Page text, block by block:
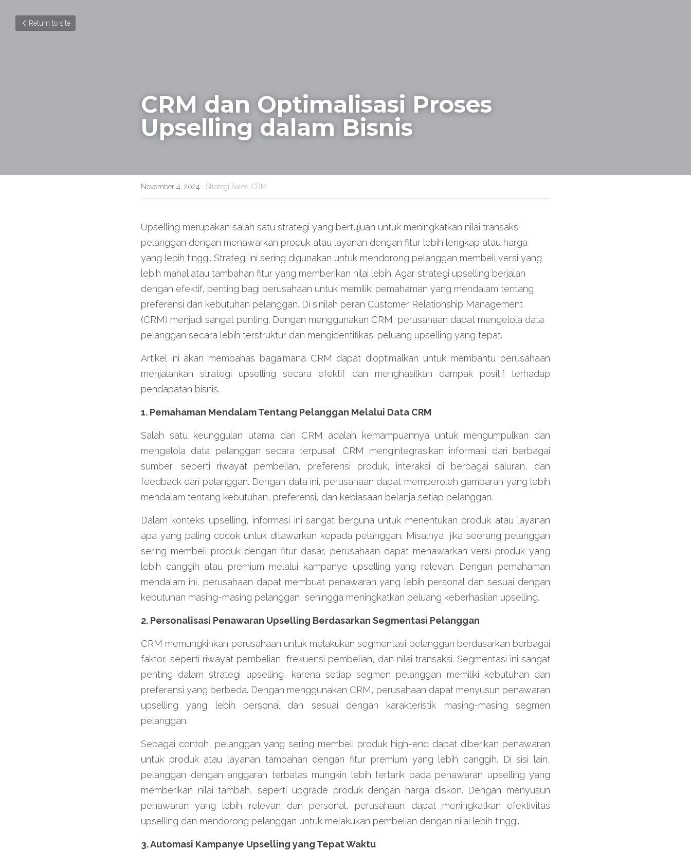
Return to site
CRM dan Optimalisasi Proses
Upselling dalam Bisnis
November 4, 2024 · Strategi Sales, CRM
Upselling merupakan salah satu strategi yang bertujuan untuk meningkatkan nilai transaksi
pelanggan dengan menawarkan produk atau layanan dengan fitur lebih lengkap atau harga
yang lebih tinggi. Strategi ini sering digunakan untuk mendorong pelanggan membeli versi yang
lebih mahal atau tambahan fitur yang memberikan nilai lebih. Agar strategi upselling berjalan
dengan efektif, penting bagi perusahaan untuk memiliki pemahaman yang mendalam tentang
preferensi dan kebutuhan pelanggan. Di sinilah peran Customer Relationship Management
(CRM) menjadi sangat penting. Dengan menggunakan CRM, perusahaan dapat mengelola data
pelanggan secara lebih terstruktur dan mengidentifikasi peluang upselling yang tepat.
Artikel ini akan membahas bagaimana CRM dapat dioptimalkan untuk membantu perusahaan
menjalankan strategi upselling secara efektif dan menghasilkan dampak positif terhadap
pendapatan bisnis.
1. Pemahaman Mendalam Tentang Pelanggan Melalui Data CRM
Salah satu keunggulan utama dari CRM adalah kemampuannya untuk mengumpulkan dan
mengelola data pelanggan secara terpusat. CRM mengintegrasikan informasi dari berbagai
sumber, seperti riwayat pembelian, preferensi produk, interaksi di berbagai saluran, dan
feedback dari pelanggan. Dengan data ini, perusahaan dapat memperoleh gambaran yang lebih
mendalam tentang kebutuhan, preferensi, dan kebiasaan belanja setiap pelanggan.
Dalam konteks upselling, informasi ini sangat berguna untuk menentukan produk atau layanan
apa yang paling cocok untuk ditawarkan kepada pelanggan. Misalnya, jika seorang pelanggan
sering membeli produk dengan fitur dasar, perusahaan dapat menawarkan versi produk yang
lebih canggih atau premium melalui kampanye upselling yang relevan. Dengan pemahaman
mendalam ini, perusahaan dapat membuat penawaran yang lebih personal dan sesuai dengan
kebutuhan masing-masing pelanggan, sehingga meningkatkan peluang keberhasilan upselling.
2. Personalisasi Penawaran Upselling Berdasarkan Segmentasi Pelanggan
CRM memungkinkan perusahaan untuk melakukan segmentasi pelanggan berdasarkan berbagai
faktor, seperti riwayat pembelian, frekuensi pembelian, dan nilai transaksi. Segmentasi ini sangat
penting dalam strategi upselling, karena setiap segmen pelanggan memiliki kebutuhan dan
preferensi yang berbeda. Dengan menggunakan CRM, perusahaan dapat menyusun penawaran
upselling yang lebih personal dan sesuai dengan karakteristik masing-masing segmen
pelanggan.
Sebagai contoh, pelanggan yang sering membeli produk high-end dapat diberikan penawaran
untuk produk atau layanan tambahan dengan fitur premium yang lebih canggih. Di sisi lain,
pelanggan dengan anggaran terbatas mungkin lebih tertarik pada penawaran upselling yang
memberikan nilai tambah, seperti upgrade produk dengan harga diskon. Dengan menyusun
penawaran yang lebih relevan dan personal, perusahaan dapat meningkatkan efektivitas
upselling dan mendorong pelanggan untuk melakukan pembelian dengan nilai lebih tinggi.
3. Automasi Kampanye Upselling yang Tepat Waktu